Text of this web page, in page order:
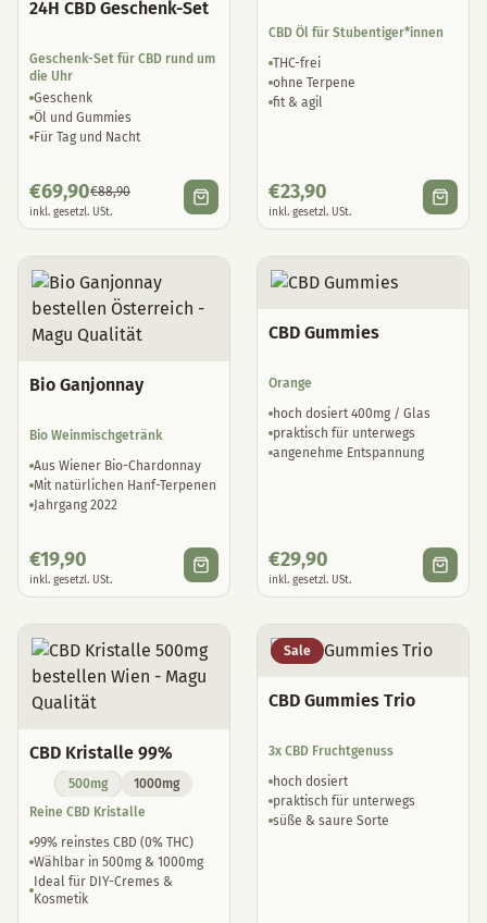
24H CBD Geschenk-Set
Geschenk-Set für CBD rund um
die Uhr
Geschenk
Öl und Gummies
Für Tag und Nacht
€69,90€88,90
inkl. gesetzl. USt.
CBD Öl für Stubentiger*innen
THC-frei
ohne Terpene
fit & agil
€23,90
inkl. gesetzl. USt.
Bio Ganjonnay
Bio Weinmischgetränk
Aus Wiener Bio-Chardonnay
Mit natürlichen Hanf-Terpenen
Jahrgang 2022
€19,90
inkl. gesetzl. USt.
CBD Gummies
Orange
hoch dosiert 400mg / Glas
praktisch für unterwegs
angenehme Entspannung
€29,90
inkl. gesetzl. USt.
CBD Kristalle 99%
500mg
1000mg
Reine CBD Kristalle
99% reinstes CBD (0% THC)
Wählbar in 500mg & 1000mg
Ideal für DIY-Cremes &
Kosmetik
Sale
CBD Gummies Trio
3x CBD Fruchtgenuss
hoch dosiert
praktisch für unterwegs
süße & saure Sorte